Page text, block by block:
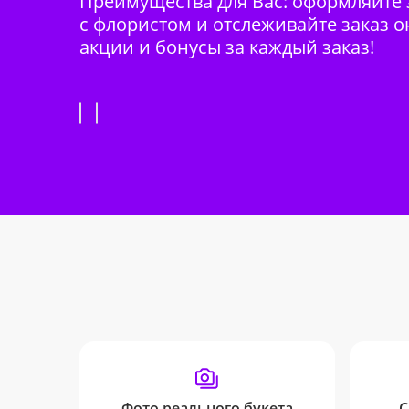
с флористом и отслеживайте заказ
акции и бонусы за каждый заказ!